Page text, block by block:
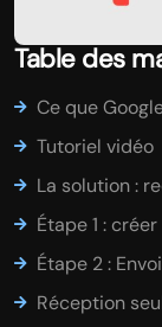
Table des
Ce que
Tutoriel vidéo
La solution :
Étape 1 :
Étape 2 :
Réception